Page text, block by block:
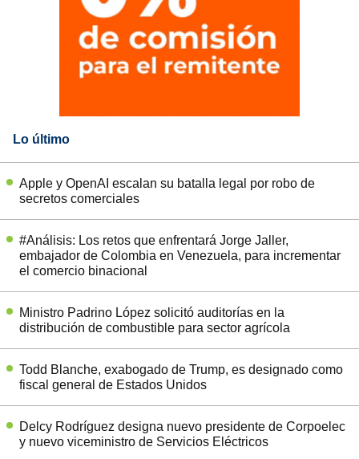
Lo último
Apple y OpenAI escalan su batalla legal por robo de
secretos comerciales
#Análisis: Los retos que enfrentará Jorge Jaller,
embajador de Colombia en Venezuela, para incrementar
el comercio binacional
Ministro Padrino López solicitó auditorías en la
distribución de combustible para sector agrícola
Todd Blanche, exabogado de Trump, es designado como
fiscal general de Estados Unidos
Delcy Rodríguez designa nuevo presidente de Corpoelec
y nuevo viceministro de Servicios Eléctricos